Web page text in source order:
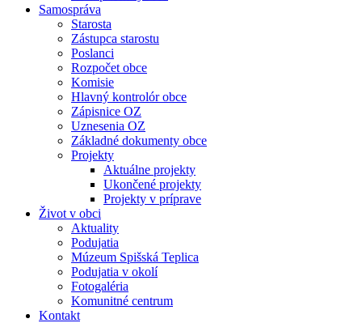
Samospráva
Starosta
Zástupca starostu
Poslanci
Rozpočet obce
Komisie
Hlavný kontrolór obce
Zápisnice OZ
Uznesenia OZ
Základné dokumenty obce
Projekty
Aktuálne projekty
Ukončené projekty
Projekty v príprave
Život v obci
Aktuality
Podujatia
Múzeum Spišská Teplica
Podujatia v okolí
Fotogaléria
Komunitné centrum
Kontakt